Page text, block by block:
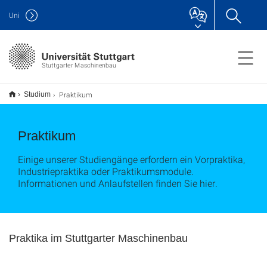
Stuttgarter Maschinenbau
Uni
Studium Praktikum
Praktikum
Einige unserer Studiengänge erfordern ein Vorpraktika,
Industriepraktika oder Praktikumsmodule.
Informationen und Anlaufstellen finden Sie hier.
Praktika im Stuttgarter Maschinenbau